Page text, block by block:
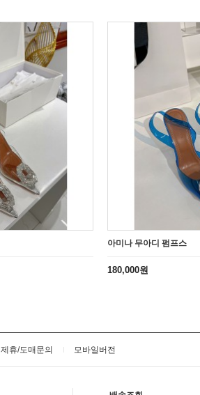
아미나 무아디 펌프스
180,000원
제휴/도매문의 모바일버전